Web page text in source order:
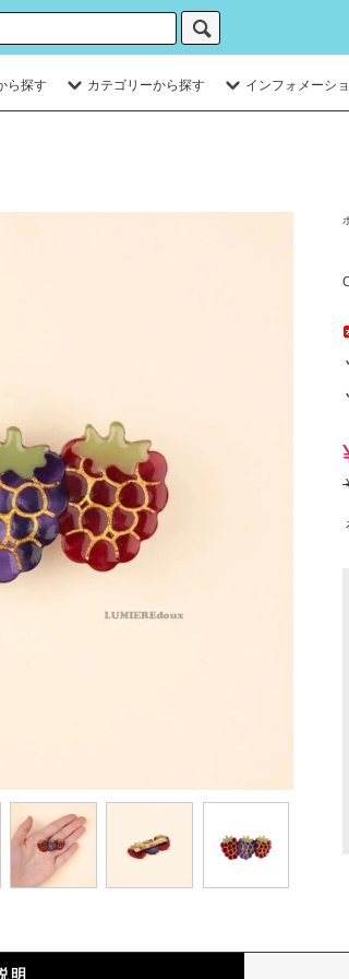
ら探す カテゴリーから探す インフォメーシ
明